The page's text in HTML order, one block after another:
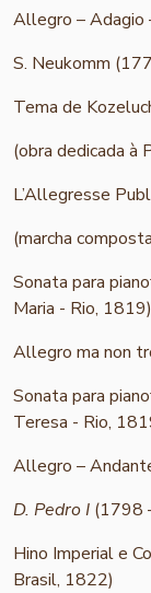
Allegro –
S. Neukomm
Tema de
(obra dedicada à
L’Allegresse
(marcha
Sonata para
Maria - Rio, 1819)
Allegro ma non
Sonata para
Teresa - Rio,
Allegro –
D. Pedro I (1798
Hino Imperial e
Brasil, 1822)